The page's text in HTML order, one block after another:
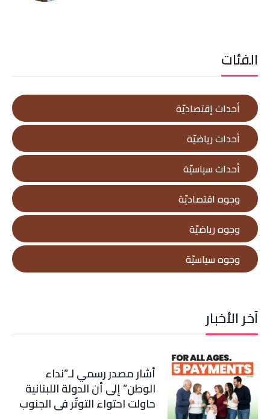
الفئات
أحداث إقتصاديّة
أحداث رياضيّة
أحداث سياسيّة
وجوه اقتصاديّة
وجوه رياضيّة
وجوه سياسيّة
آخر الأخبار
أشار مصدر رسمي لـ”نداء
الوطن” إلى أن الدولة اللبنانية
حاولت احتواء التوتّر في الجنوب